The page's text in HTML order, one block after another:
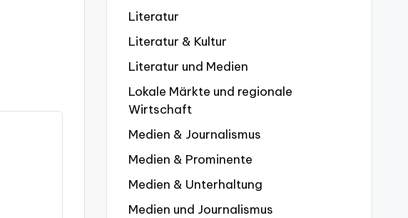
Literatur
Literatur & Kultur
Literatur und Medien
Lokale Märkte und regionale
Wirtschaft
Medien & Journalismus
Medien & Prominente
Medien & Unterhaltung
Medien und Journalismus